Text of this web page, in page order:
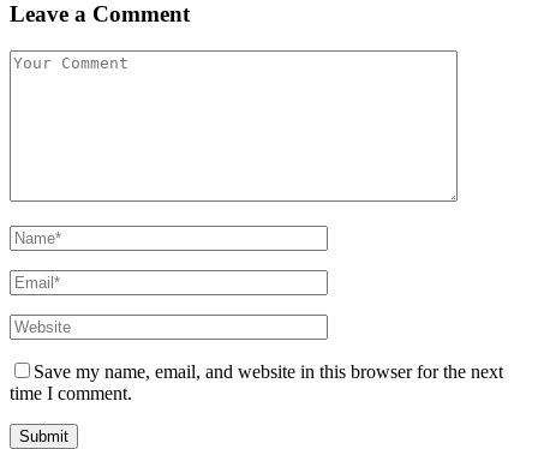
Leave a Comment
Save my name, email, and website in this browser for the next
time I comment.